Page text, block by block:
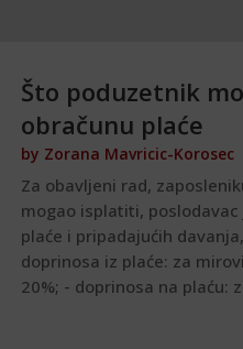
Što poduzetnik
obračunu plaće
by Zorana Mavricic-Korosec
Za obavljeni rad,
mogao isplatiti,
plaće i pripadajućih
doprinosa iz plaće: za
20%; - doprinosa na plaću: